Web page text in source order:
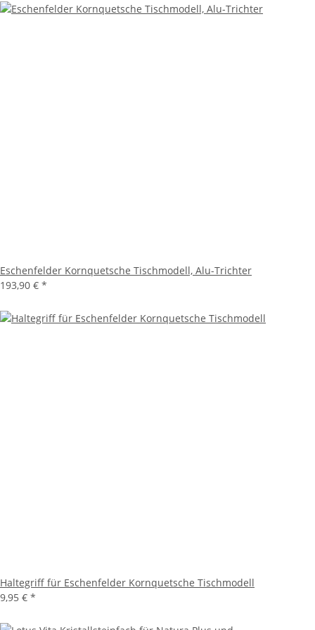
Eschenfelder Kornquetsche Tischmodell, Alu-Trichter
193,90 € *
Haltegriff für Eschenfelder Kornquetsche Tischmodell
9,95 € *